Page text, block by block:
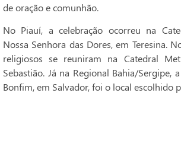
de oração e comunhão.
No Piauí, a celebração ocorreu na
Nossa Senhora das Dores, em Teresina.
religiosos se reuniram na Catedral
Sebastião. Já na Regional Bahia/Sergipe,
Bonfim, em Salvador, foi o local escolhido